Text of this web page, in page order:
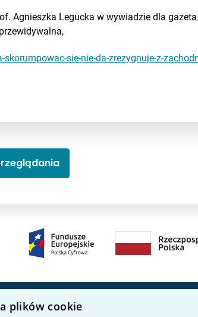
Agnieszka Legucka w wywiadzie dla
sie-nie-da-zrezygnuje-z-
Nauka i badania
plików cookie